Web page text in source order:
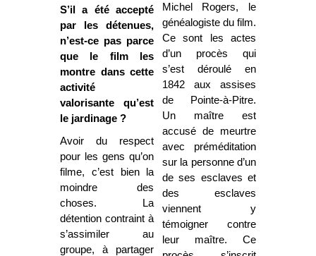
S’il a été accepté
par les détenues,
n’est-ce pas parce
que le film les
montre dans cette
activité
valorisante qu’est
le jardinage ?
Avoir du respect
pour les gens qu’on
filme, c’est bien la
moindre des
choses. La
détention contraint à
s’assimiler au
groupe, à partager
Michel Rogers, le
généalogiste du film.
Ce sont les actes
d’un procès qui
s’est déroulé en
1842 aux assises
de Pointe-à-Pitre.
Un maître est
accusé de meurtre
avec préméditation
sur la personne d’un
de ses esclaves et
des esclaves
viennent y
témoigner contre
leur maître. Ce